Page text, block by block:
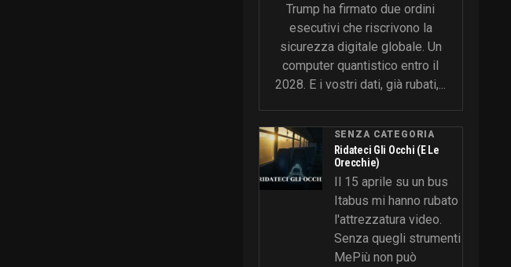
Trump ha firmato due ordini
esecutivi che riscrivono la
sicurezza digitale globale. Un
computer quantistico entro il
2028. E i vostri dati, già rubati,...
SENZA CATEGORIA
Ridateci Gli Occhi (e Le
Orecchie)
Il 15 aprile su un bus
Itabus mi hanno rubato
l'attrezzatura video.
Senza quegli strumenti
MePiù non può